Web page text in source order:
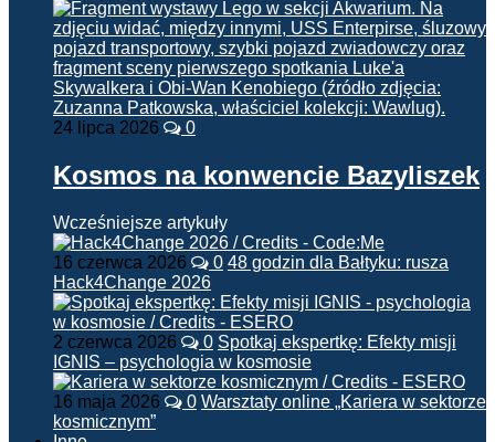
24 lipca 2026 0
Kosmos na konwencie Bazyliszek
Wcześniejsze artykuły
16 czerwca 2026 0 48 godzin dla Bałtyku: rusza
Hack4Change 2026
2 czerwca 2026 0 Spotkaj ekspertkę: Efekty misji
IGNIS – psychologia w kosmosie
16 maja 2026 0 Warsztaty online „Kariera w sektorze
kosmicznym”